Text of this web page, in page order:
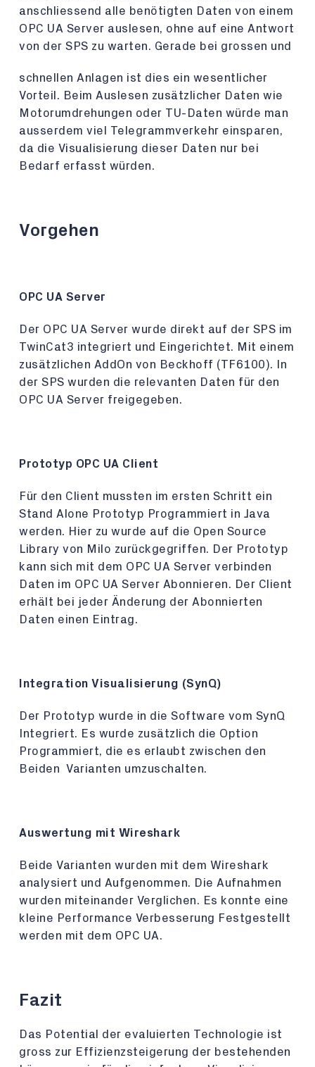
anschliessend alle benötigten Daten von einem
OPC UA Server auslesen, ohne auf eine Antwort
von der SPS zu warten. Gerade bei grossen und
schnellen Anlagen ist dies ein wesentlicher
Vorteil. Beim Auslesen zusätzlicher Daten wie
Motorumdrehungen oder TU-Daten würde man
ausserdem viel Telegrammverkehr einsparen,
da die Visualisierung dieser Daten nur bei
Bedarf erfasst würden.
Vorgehen
OPC UA Server
Der OPC UA Server wurde direkt auf der SPS im
TwinCat3 integriert und Eingerichtet. Mit einem
zusätzlichen AddOn von Beckhoff (TF6100). In
der SPS wurden die relevanten Daten für den
OPC UA Server freigegeben.
Prototyp OPC UA Client
Für den Client mussten im ersten Schritt ein
Stand Alone Prototyp Programmiert in Java
werden. Hier zu wurde auf die Open Source
Library von Milo zurückgegriffen. Der Prototyp
kann sich mit dem OPC UA Server verbinden
Daten im OPC UA Server Abonnieren. Der Client
erhält bei jeder Änderung der Abonnierten
Daten einen Eintrag.
Integration Visualisierung (SynQ)
Der Prototyp wurde in die Software vom SynQ
Integriert. Es wurde zusätzlich die Option
Programmiert, die es erlaubt zwischen den
Beiden Varianten umzuschalten.
Auswertung mit Wireshark
Beide Varianten wurden mit dem Wireshark
analysiert und Aufgenommen. Die Aufnahmen
wurden miteinander Verglichen. Es konnte eine
kleine Performance Verbesserung Festgestellt
werden mit dem OPC UA.
Fazit
Das Potential der evaluierten Technologie ist
gross zur Effizienzsteigerung der bestehenden